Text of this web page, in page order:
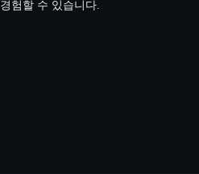
험할 수 있습니다.